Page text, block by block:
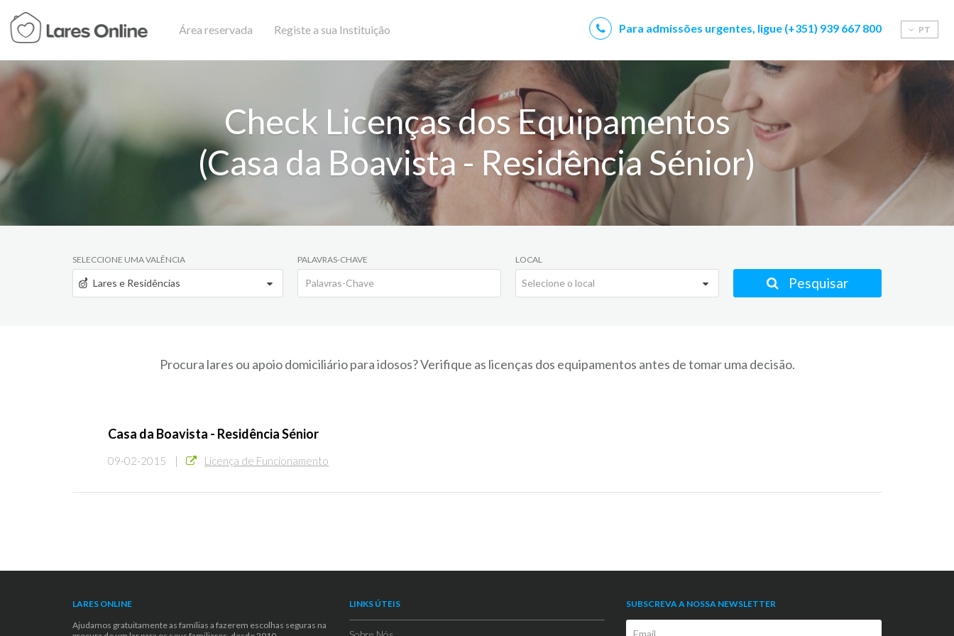
Área reservada Registe a sua Instituição PT
Para admissões urgentes, ligue (+351) 939 667 800
Check Licenças dos Equipamentos
(Casa da Boavista - Residência Sénior)
SELECCIONE UMA VALÊNCIA
Lares e Residências
PALAVRAS-CHAVE LOCAL
Selecione o local Pesquisar
Procura lares ou apoio domiciliário para idosos? Verifique as licenças dos equipamentos antes de tomar uma decisão.
Casa da Boavista - Residência Sénior
09-02-2015 | Licença de Funcionamento
LARES ONLINE
Ajudamos gratuitamente as famílias a fazerem escolhas seguras na
LINKS ÚTEIS SUBSCREVA A NOSSA NEWSLETTER